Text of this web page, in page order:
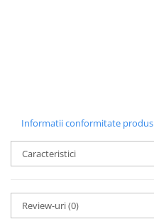
Informatii conformitate produs
Caracteristici
Review-uri(0)